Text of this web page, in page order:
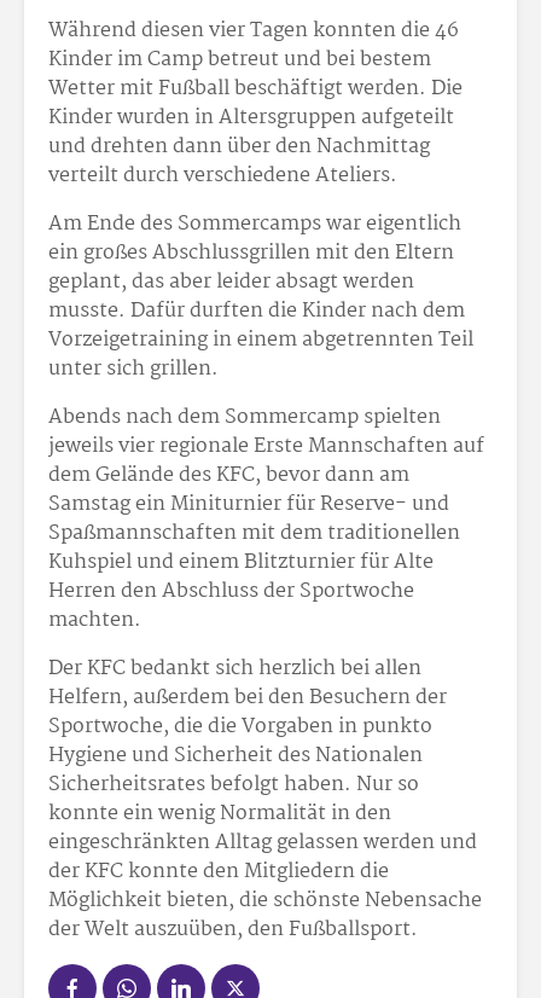
Während diesen vier Tagen konnten die 46
Kinder im Camp betreut und bei bestem
Wetter mit Fußball beschäftigt werden. Die
Kinder wurden in Altersgruppen aufgeteilt
und drehten dann über den Nachmittag
verteilt durch verschiedene Ateliers.
Am Ende des Sommercamps war eigentlich
ein großes Abschlussgrillen mit den Eltern
geplant, das aber leider absagt werden
musste. Dafür durften die Kinder nach dem
Vorzeigetraining in einem abgetrennten Teil
unter sich grillen.
Abends nach dem Sommercamp spielten
jeweils vier regionale Erste Mannschaften auf
dem Gelände des KFC, bevor dann am
Samstag ein Miniturnier für Reserve- und
Spaßmannschaften mit dem traditionellen
Kuhspiel und einem Blitzturnier für Alte
Herren den Abschluss der Sportwoche
machten.
Der KFC bedankt sich herzlich bei allen
Helfern, außerdem bei den Besuchern der
Sportwoche, die die Vorgaben in punkto
Hygiene und Sicherheit des Nationalen
Sicherheitsrates befolgt haben. Nur so
konnte ein wenig Normalität in den
eingeschränkten Alltag gelassen werden und
der KFC konnte den Mitgliedern die
Möglichkeit bieten, die schönste Nebensache
der Welt auszuüben, den Fußballsport.